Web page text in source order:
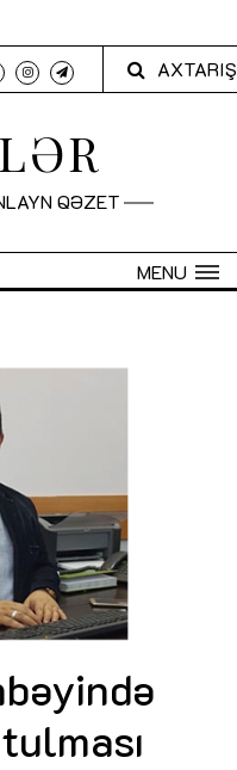
AXTARIŞ
QƏZET
MENU